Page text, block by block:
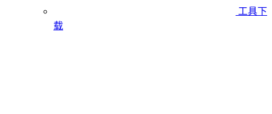
工具下
载